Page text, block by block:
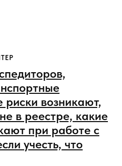
риски возникают,
в реестре, какие
при работе с
учесть, что